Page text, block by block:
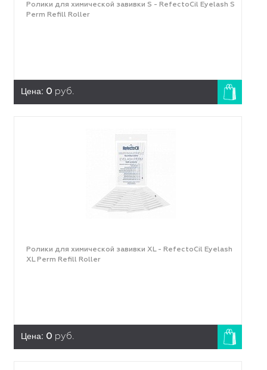
Ролики для химической завивки S - RefectoCil Eyelash S
Perm Refill Roller
Цена: 0 руб.
Ролики для химической завивки XL - RefectoCil Eyelash
XL Perm Refill Roller
Цена: 0 руб.